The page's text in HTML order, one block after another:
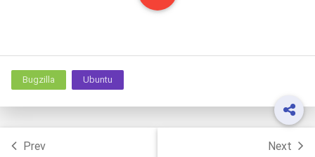
Bugzilla Ubuntu
Prev
Next